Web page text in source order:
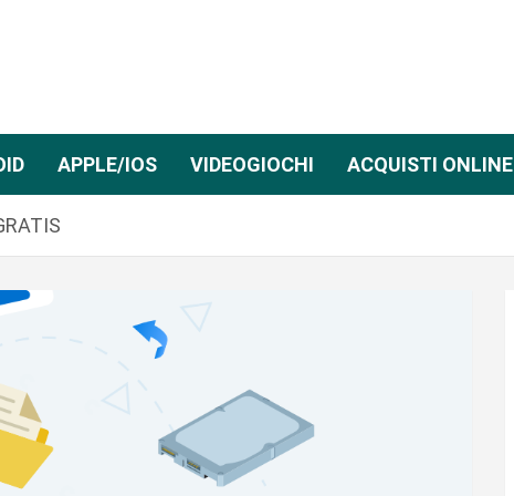
APPLE/IOS VIDEOGIOCHI ACQUISTI ONLINE